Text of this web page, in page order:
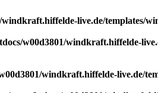
windkraft.hiffelde-live.de/templates/
w00d3801/windkraft.hiffelde-
windkraft.hiffelde-live.de/